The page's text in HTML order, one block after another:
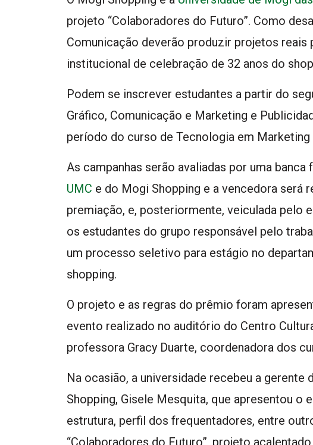
projeto “Colaboradores do Futuro”. Como
Comunicação deverão produzir projetos reais
institucional de celebração de 32 anos do
Podem se inscrever estudantes a partir do
Gráfico, Comunicação e Marketing e
período do curso de Tecnologia em Marketing
As campanhas serão avaliadas por uma
UMC e do Mogi Shopping e a vencedora será
premiação, e, posteriormente, veiculada pelo
os estudantes do grupo responsável pelo
um processo seletivo para estágio no
shopping.
O projeto e as regras do prêmio foram
evento realizado no auditório do Centro
professora Gracy Duarte, coordenadora dos
Na ocasião, a universidade recebeu a gerente
Shopping, Gisele Mesquita, que apresentou o
estrutura, perfil dos frequentadores, entre
“Colaboradores do Futuro”, projeto